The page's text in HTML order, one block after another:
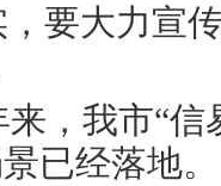
要大力宣
，我市“
已经落地